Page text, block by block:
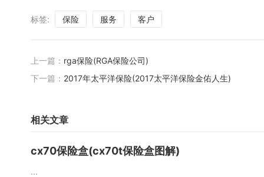
标签: 保险 服务 客户
上一篇： rga保险(RGA保险公司)
下一篇： 2017年太平洋保险(2017太平洋保险金佑人生)
相关文章
cx70保险盒(cx70t保险盒图解)
...